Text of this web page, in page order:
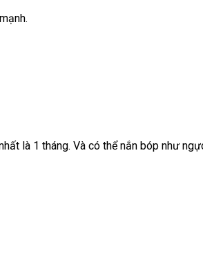
là 1 tháng. Và có thể nắn bóp như